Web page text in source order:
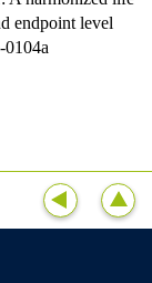
endpoint level